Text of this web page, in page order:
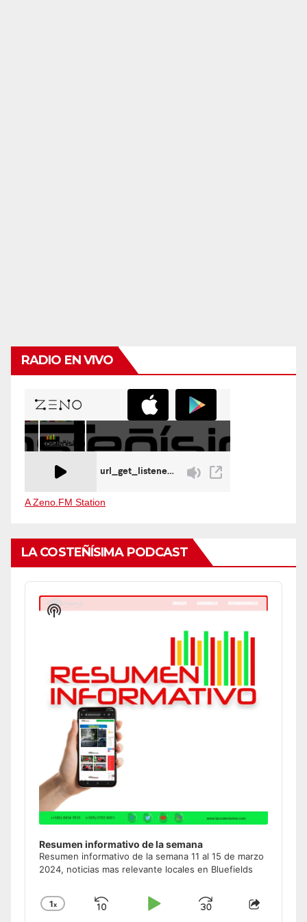
RADIO EN VIVO
A Zeno.FM Station
LA COSTEÑÍSIMA PODCAST
Audio
Player
Resumen informativo de la semana
Resumen informativo de la semana 11 al 15 de marzo
2024, noticias mas relevante locales en Bluefields
Change
1x
Skip
Play
JumpShare
Show